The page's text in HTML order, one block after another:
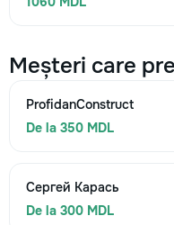
Meșteri care
ProfidanConstruct
De la 350 MDL
Сергей Карась
De la 300 MDL